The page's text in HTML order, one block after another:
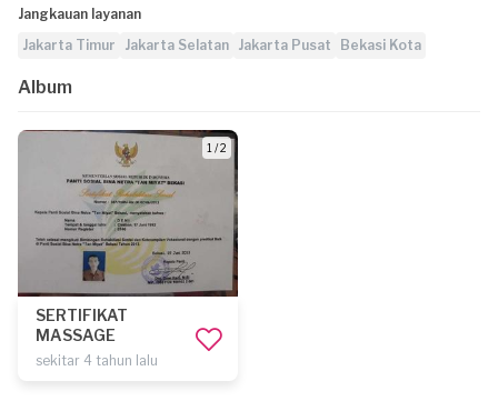
Jangkauan layanan
Jakarta Timur
Jakarta Selatan Jakarta Pusat Bekasi Kota
Album
1 / 2
SERTIFIKAT
MASSAGE
sekitar 4 tahun lalu